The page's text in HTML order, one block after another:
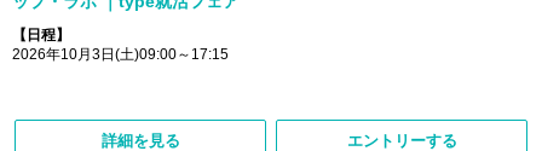
【日程】
2026年10月3日(土)09:00～17:15
詳細を見る エントリーする